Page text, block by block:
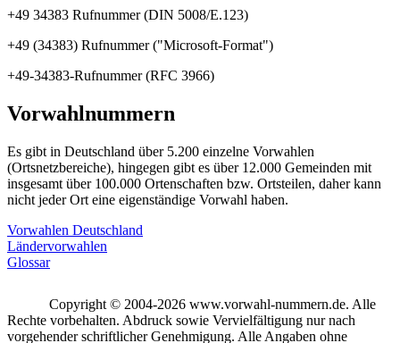
+49 34383 Rufnummer (DIN 5008/E.123)
+49 (34383) Rufnummer ("Microsoft-Format")
+49-34383-Rufnummer (RFC 3966)
Vorwahlnummern
Es gibt in Deutschland über 5.200 einzelne Vorwahlen
(Ortsnetzbereiche), hingegen gibt es über 12.000 Gemeinden mit
insgesamt über 100.000 Ortenschaften bzw. Ortsteilen, daher kann
nicht jeder Ort eine eigenständige Vorwahl haben.
Vorwahlen Deutschland
Ländervorwahlen
Glossar
Copyright © 2004-2026 www.vorwahl-nummern.de. Alle
Rechte vorbehalten. Abdruck sowie Vervielfältigung nur nach
vorgehender schriftlicher Genehmigung. Alle Angaben ohne